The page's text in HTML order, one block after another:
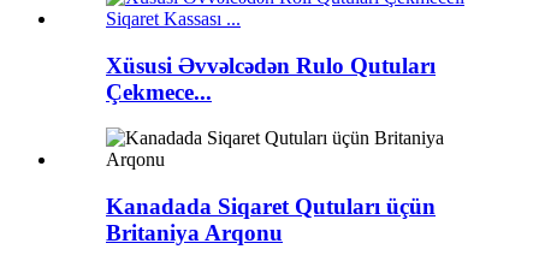
Xüsusi Əvvəlcədən Rulo Qutuları
Çekmece...
Kanadada Siqaret Qutuları üçün
Britaniya Arqonu